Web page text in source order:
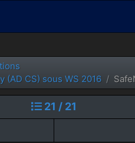
CS) sous WS 2016
21 / 21